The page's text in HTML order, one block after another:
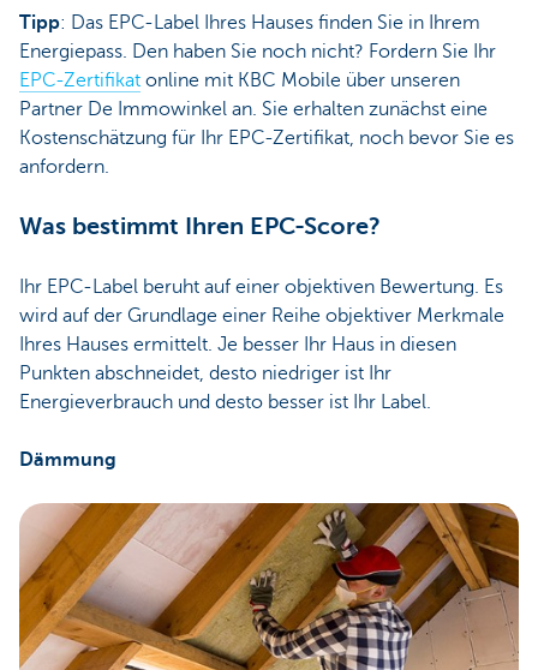
Tipp: Das EPC-Label Ihres Hauses finden Sie in Ihrem
Energiepass. Den haben Sie noch nicht? Fordern Sie Ihr
EPC-Zertifikat online mit KBC Mobile über unseren
Partner De Immowinkel an. Sie erhalten zunächst eine
Kostenschätzung für Ihr EPC-Zertifikat, noch bevor Sie es
anfordern.
Was bestimmt Ihren EPC-Score?
Ihr EPC-Label beruht auf einer objektiven Bewertung. Es
wird auf der Grundlage einer Reihe objektiver Merkmale
Ihres Hauses ermittelt. Je besser Ihr Haus in diesen
Punkten abschneidet, desto niedriger ist Ihr
Energieverbrauch und desto besser ist Ihr Label.
Dämmung